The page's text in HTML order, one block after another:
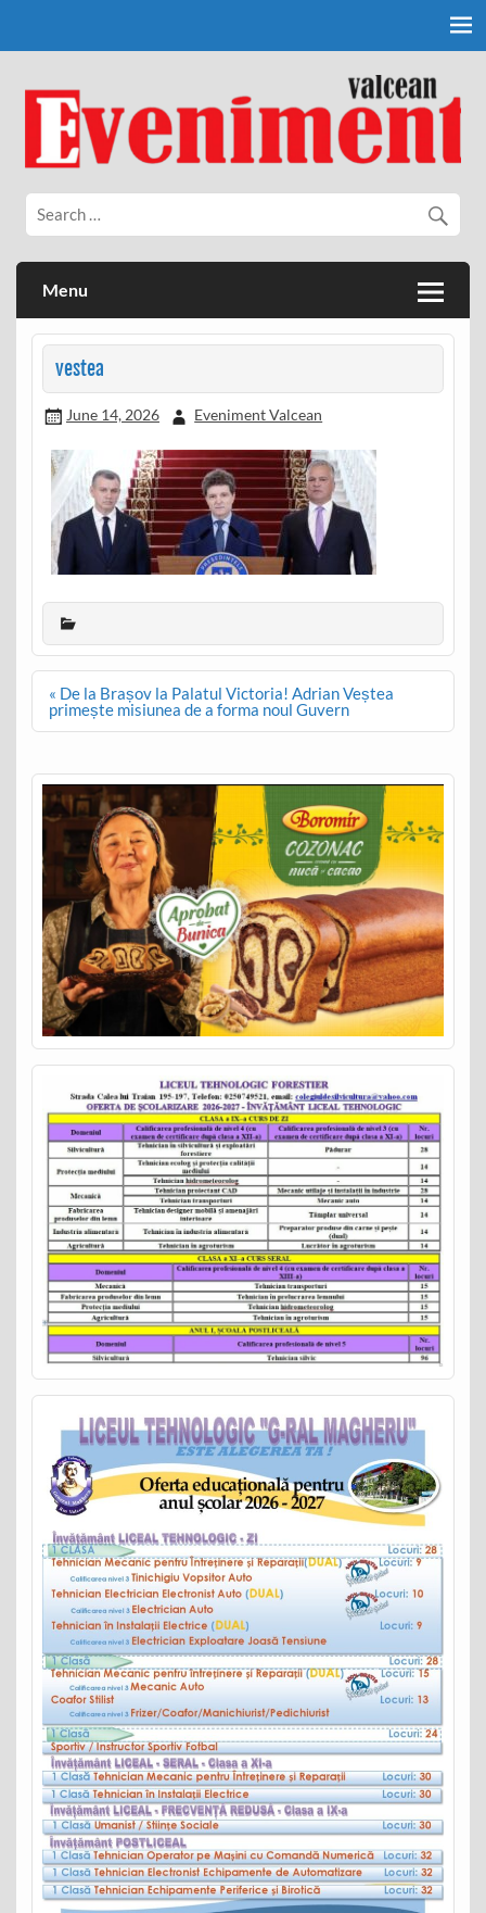
Eveniment Valcean
Menu
vestea
June 14, 2026 Eveniment Valcean
Post
navigation
« De la Brașov la Palatul Victoria! Adrian Veștea
primește misiunea de a forma noul Guvern